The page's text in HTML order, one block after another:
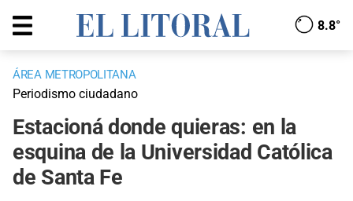
8.8°
ÁREA METROPOLITANA
Periodismo ciudadano
Estacioná donde quieras: en la
esquina de la Universidad Católica
de Santa Fe